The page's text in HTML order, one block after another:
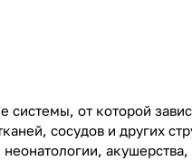
от которой
сосудов и других